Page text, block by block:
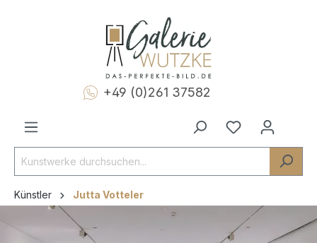
+49 (0)261 37582
Künstler Jutta Votteler